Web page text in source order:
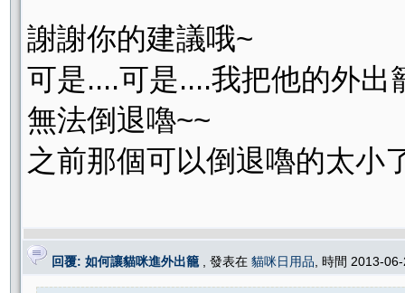
謝謝你的建議哦~
可是....可是....我把他的外
無法倒退嚕~~
之前那個可以倒退嚕的太小
回覆: 如何讓貓咪進外出籠 , 發表在 貓咪日用品 , 時間 2013-